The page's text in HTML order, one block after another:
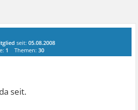
seit:05.08.2008
1 Themen:30
seit.